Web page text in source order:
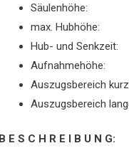
max.
Hub- und
Auszugsbereich
Auszugsbereich
B E S C H R E I B U N G: